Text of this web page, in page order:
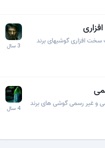
افزاری گوشیهای برند
و غیر رسمی گوشی های برند